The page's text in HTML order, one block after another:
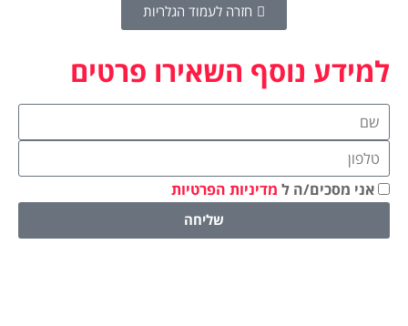
חזרה לעמוד הגלריות
למידע נוסף השאירו פרטים
אני מסכים/ה ל מדיניות הפרטיות
שליחה